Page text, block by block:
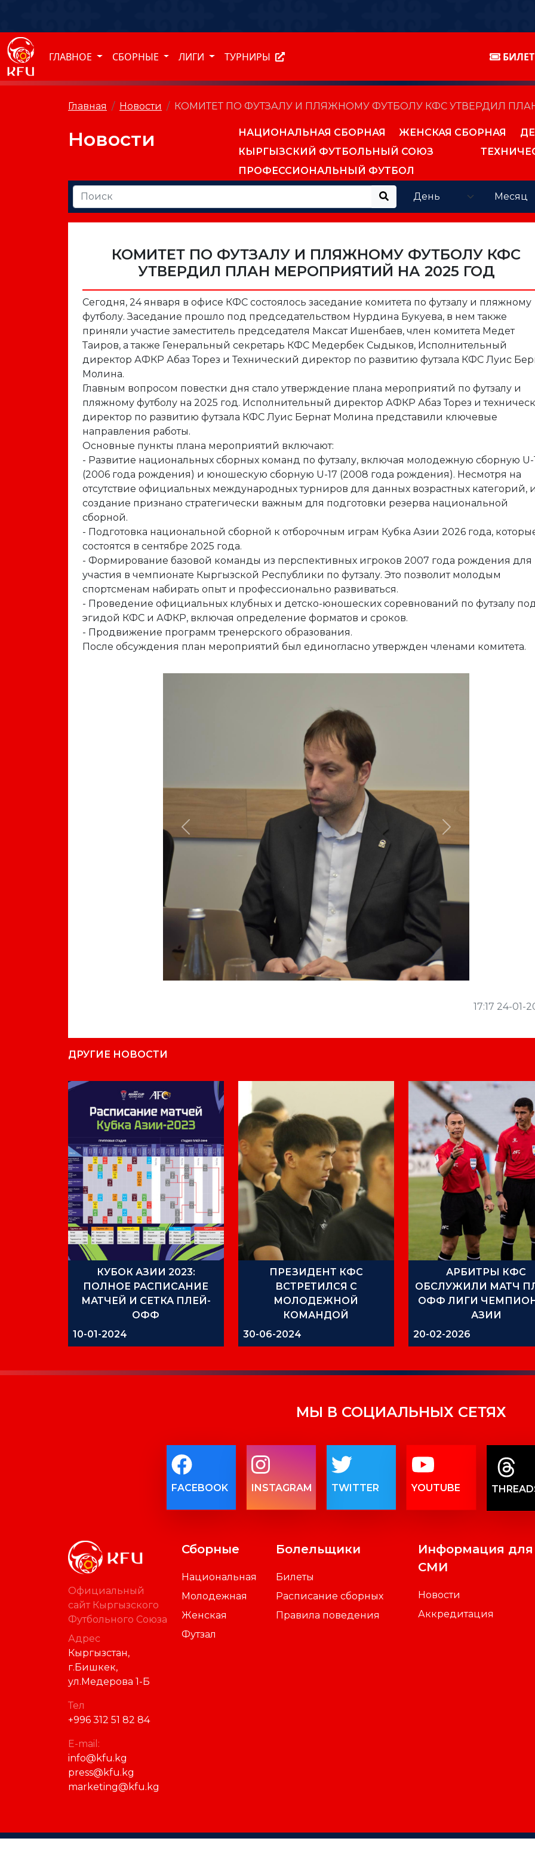
ГЛАВНОЕ СБОРНЫЕ ЛИГИ ТУРНИРЫ
Главная Новости КОМИТЕТ ПО ФУТЗАЛУ И ПЛЯЖНОМУ ФУТБОЛУ КФС УТВЕРДИЛ
Новости НАЦИОНАЛЬНАЯ СБОРНАЯ ЖЕНСКАЯ СБОРНАЯ
КЫРГЫЗСКИЙ ФУТБОЛЬНЫЙ СОЮЗ
ПРОФЕССИОНАЛЬНЫЙ ФУТБОЛ
КОМИТЕТ ПО ФУТЗАЛУ И ПЛЯЖНОМУ ФУТБОЛУ КФС
УТВЕРДИЛ ПЛАН МЕРОПРИЯТИЙ НА 2025 ГОД
Сегодня, 24 января в офисе КФС состоялось заседание комитета по футзалу и пляжному
футболу. Заседание прошло под председательством Нурдина Букуева, в нем также
приняли участие заместитель председателя Максат Ишенбаев, член комитета Медет
Таиров, а также Генеральный секретарь КФС Медербек Сыдыков, Исполнительный
директор АФКР Абаз Торез и Технический директор по развитию футзала КФС Луис
Молина.
Главным вопросом повестки дня стало утверждение плана мероприятий по футзалу и
пляжному футболу на 2025 год. Исполнительный директор АФКР Абаз Торез и
директор по развитию футзала КФС Луис Бернат Молина представили ключевые
направления работы.
Основные пункты плана мероприятий включают:
- Развитие национальных сборных команд по футзалу, включая молодежную сборную U-
(2006 года рождения) и юношескую сборную U-17 (2008 года рождения). Несмотря на
отсутствие официальных международных турниров для данных возрастных категорий,
создание признано стратегически важным для подготовки резерва национальной
сборной.
- Подготовка национальной сборной к отборочным играм Кубка Азии 2026 года,
состоятся в сентябре 2025 года.
- Формирование базовой команды из перспективных игроков 2007 года рождения для
участия в чемпионате Кыргызской Республики по футзалу. Это позволит молодым
спортсменам набирать опыт и профессионально развиваться.
- Проведение официальных клубных и детско-юношеских соревнований по футзалу
эгидой КФС и АФКР, включая определение форматов и сроков.
- Продвижение программ тренерского образования.
После обсуждения план мероприятий был единогласно утвержден членами комитета.
Previous Next
17:17 24-01-
ДРУГИЕ НОВОСТИ
КУБОК АЗИИ 2023:
ПОЛНОЕ РАСПИСАНИЕ
МАТЧЕЙ И СЕТКА ПЛЕЙ-
ОФФ
10-01-2024
ПРЕЗИДЕНТ КФC
ВСТРЕТИЛСЯ С
МОЛОДЕЖНОЙ
КОМАНДОЙ
30-06-2024
АРБИТРЫ КФС
ОБСЛУЖИЛИ МАТЧ
ОФФ ЛИГИ
АЗИИ
20-02-2026
МЫ В СОЦИАЛЬНЫХ СЕТЯХ
FACEBOOK INSTAGRAM TWITTER YOUTUBE
Официальный
сайт Кыргызского
Футбольного Союза
Адрес
Кыргызстан,
г.Бишкек,
ул.Медерова 1-Б
Тел
+996 312 51 82 84
E-mail:
info@kfu.kg
press@kfu.kg
marketing@kfu.kg
Сборные
Национальная
Молодежная
Женская
Футзал
Болельщики
Билеты
Расписание сборных
Правила поведения
Информация для
СМИ
Новости
Аккредитация